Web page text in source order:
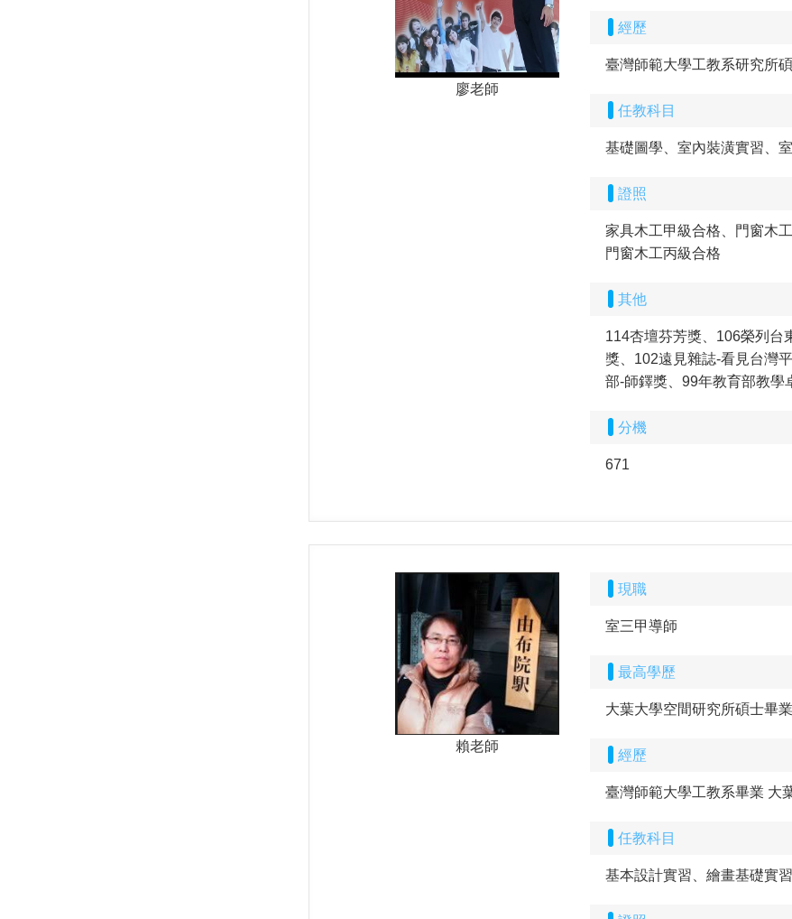
廖老師
經歷
臺灣師範大學工教系研究所
任教科目
基礎圖學、室內裝潢實習、
證照
家具木工甲級合格、門窗木
門窗木工丙級合格
其他
114杏壇芬芳獎、106榮列台
獎、102遠見雜誌-看見台灣
部-師鐸獎、99年教育部教學
分機
671
賴老師
現職
室三甲導師
最高學歷
大葉大學空間研究所碩士畢業
經歷
臺灣師範大學工教系畢業 大
任教科目
基本設計實習、繪畫基礎實